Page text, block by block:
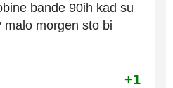
bande 90ih kad su
malo morgen sto bi
+1